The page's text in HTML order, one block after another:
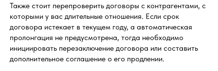
Также стоит перепроверить договоры с контрагентами, с
которыми у вас длительные отношения. Если срок
договора истекает в текущем году, а автоматическая
пролонгация не предусмотрена, тогда необходимо
инициировать перезаключение договора или составить
дополнительное соглашение о его продлении.